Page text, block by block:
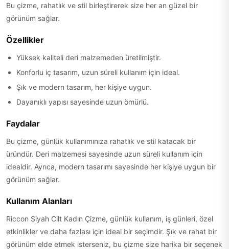
Bu çizme, rahatlık ve stil birleştirerek size her an güzel bir
görünüm sağlar.
Özellikler
Yüksek kaliteli deri malzemeden üretilmiştir.
Konforlu iç tasarım, uzun süreli kullanım için ideal.
Şık ve modern tasarım, her kişiye uygun.
Dayanıklı yapısı sayesinde uzun ömürlü.
Faydalar
Bu çizme, günlük kullanımınıza rahatlık ve stil katacak bir
üründür. Deri malzemesi sayesinde uzun süreli kullanım için
idealdir. Ayrıca, modern tasarımı sayesinde her kişiye uygun bir
görünüm sağlar.
Kullanım Alanları
Riccon Siyah Cilt Kadın Çizme, günlük kullanım, iş günleri, özel
etkinlikler ve daha fazlası için ideal bir seçimdir. Şık ve rahat bir
görünüm elde etmek isterseniz, bu çizme size harika bir seçenek